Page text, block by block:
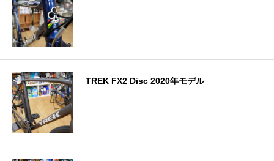
TREK FX2 Disc 2020年モデル